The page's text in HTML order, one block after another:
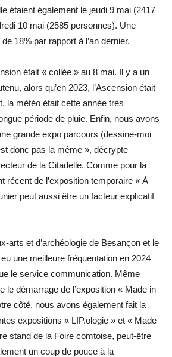
étaient également le jeudi 9 mai (2417
10 mai (2585 personnes). Une
18% par rapport à l’an dernier.
était « collée » au 8 mai. Il y a un
alors qu’en 2023, l’Ascension était
la météo était cette année très
période de pluie. Enfin, nous avons
grande expo parcours (dessine-moi
donc pas la même », décrypte
de la Citadelle. Comme pour la
récent de l’exposition temporaire « À
peut aussi être un facteur explicatif
arts et d’archéologie de Besançon et le
une meilleure fréquentation en 2024
le service communication. Même
le démarrage de l’exposition « Made in
côté, nous avons également fait la
expositions « LIP.ologie » et « Made
stand de la Foire comtoise, peut-être
un coup de pouce à la